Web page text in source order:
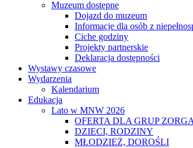
Muzeum dostępne
Dojazd do muzeum
Informacje dla osób z
Ciche godziny
Projekty partnerskie
Deklaracja dostępności
Wystawy czasowe
Wydarzenia
Kalendarium
Edukacja
Lato w MNW 2026
OFERTA DLA GRUP
DZIECI, RODZINY
MŁODZIEŻ, DOROŚLI